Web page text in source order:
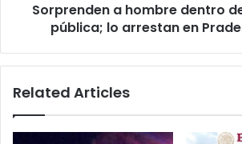
arrestan
Sorprenden a hombre dentro
pública; lo arrestan en
Related Articles